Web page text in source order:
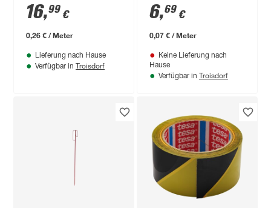
rot/weiß 5 cm x 66
m
16,99 €
0,26 € / Meter
Lieferung nach Hause
Verfügbar in Troisdorf
m
6,69 €
0,07 € / Meter
Keine Lieferung nach
Hause
Verfügbar in Troisdorf